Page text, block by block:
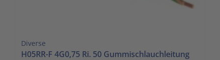
Diverse
H05RR-F 4G0,75 Ri. 50 Gummischlauchleitung